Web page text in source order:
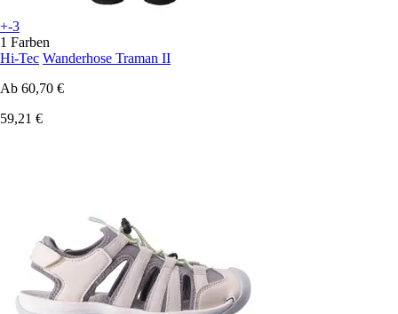
+-3
1 Farben
Hi-Tec Wanderhose Traman II
Ab 60,70 €
59,21 €